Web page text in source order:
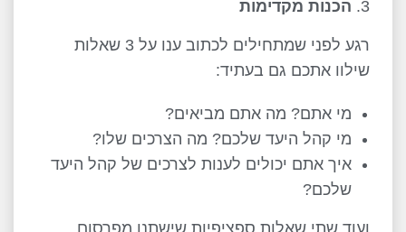
הכנות מקדימות
רגע לפני שמתחילים לכתוב ענו על 3 שאלות
שילוו אתכם גם בעתיד:
מי אתם? מה אתם מביאים?
מי קהל היעד שלכם? מה הצרכים שלו?
איך אתם יכולים לענות לצרכים של קהל היעד
שלכם?